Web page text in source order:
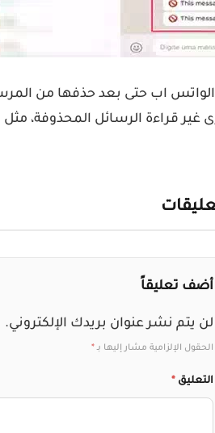
اب حتى بعد حذفها من
قراءة الرسائل المحذوفة، مثل
أضف تعليقاً
لن يتم نشر عنوان بريدك الإلكتروني.
الحقول الإلزامية مشار إليها بـ*
التعليق *